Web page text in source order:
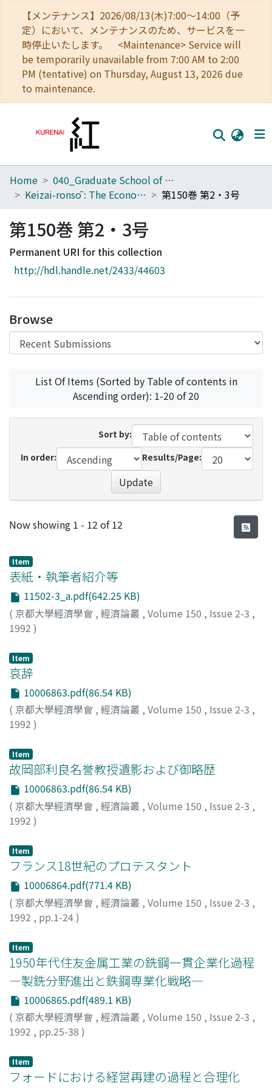
【メンテナンス】2026/08/13(木)7:00～14:00（予
定）において、メンテナンスのため、サービスを一
時停止いたします。 <Maintenance> Service will
be temporarily unavailable from 7:00 AM to 2:00
PM (tentative) on Thursday, August 13, 2026 due
to maintenance.
Home
Browse
Download Ranking
Access Statistics
Home
040_Graduate School of Economics
Keizai-ronsō : The Economic Review
第150巻 第2・3号
第150巻 第2・3号
Permanent URI for this collection
http://hdl.handle.net/2433/44603
Browse
List Of Items (Sorted by Table of contents in
Ascending order): 1-20 of 20
Sort by:
In order:
Results/Page:
Update
Recent Submissions
Now showing 1 - 12 of 12
Item
表紙・執筆者紹介等
11502-3_a.pdf(642.25 KB)
( 京都大學經濟學會 , 經濟論叢 , Volume 150 , Issue 2-3 ,
1992 )
Item
哀辞
10006863.pdf(86.54 KB)
( 京都大學經濟學會 , 經濟論叢 , Volume 150 , Issue 2-3 ,
1992 )
Item
故岡部利良名誉教授遺影および御略歴
10006863.pdf(86.54 KB)
( 京都大學經濟學會 , 經濟論叢 , Volume 150 , Issue 2-3 ,
1992 )
Item
フランス18世紀のプロテスタント
10006864.pdf(771.4 KB)
( 京都大學經濟學會 , 經濟論叢 , Volume 150 , Issue 2-3 ,
1992 , pp.1-24)
Item
1950年代住友金属工業の銑鋼一貫企業化過程
―製銑分野進出と鉄鋼専業化戦略―
10006865.pdf(489.1 KB)
( 京都大學經濟學會 , 經濟論叢 , Volume 150 , Issue 2-3 ,
1992 , pp.25-38 )
Item
フォードにおける経営再建の過程と合理化